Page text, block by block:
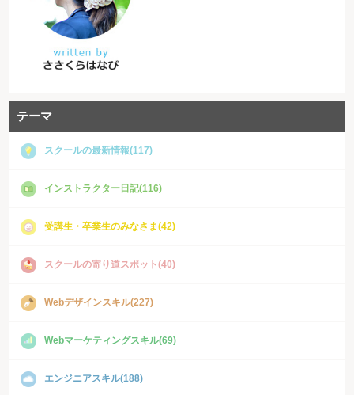
テーマ
スクールの最新情報(117)
インストラクター日記(116)
受講生・卒業生のみなさま(42)
スクールの寄り道スポット(40)
Webデザインスキル(227)
Webマーケティングスキル(69)
エンジニアスキル(188)